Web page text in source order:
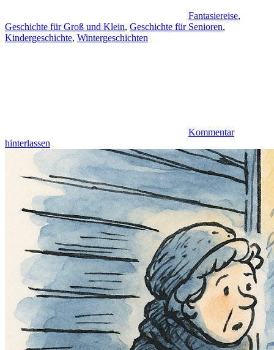
Fantasiereise,
Geschichte für Groß und Klein, Geschichte für Senioren,
Kindergeschichte, Wintergeschichten
Kommentar
hinterlassen